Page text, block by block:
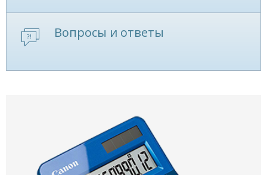
Вопросы и ответы